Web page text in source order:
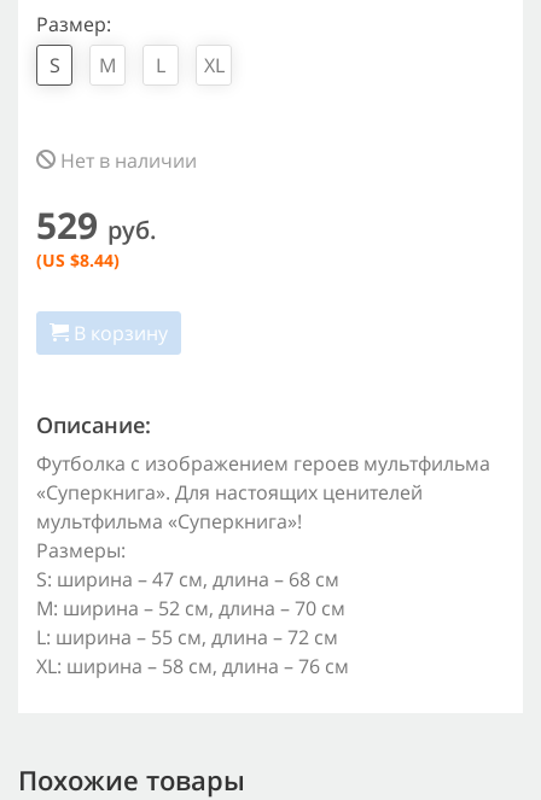
Pазмер:
S
M L XL
Нет в наличии
529 руб.
(US $8.44)
В корзину
Описание:
Футболка с изображением героев мультфильма
«Суперкнига». Для настоящих ценителей
мультфильма «Суперкнига»!
Размеры:
S: ширина – 47 см, длина – 68 см
M: ширина – 52 см, длина – 70 см
L: ширина – 55 см, длина – 72 см
XL: ширина – 58 см, длина – 76 см
Похожие товары